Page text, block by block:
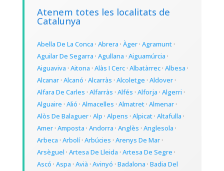
Atenem totes les localitats de
Catalunya
Abella De La Conca · Abrera · Àger· Agramunt·
Aguilar De Segarra · Agullana · Aiguamúrcia ·
Aiguaviva · Aitona · Alàs I Cerc· Albatàrrec· Albesa ·
Alcanar· Alcanó · Alcarràs · Alcoletge · Aldover·
Alfara De Carles · Alfarràs · Alfés · Alforja · Algerri ·
Alguaire · Alió · Almacelles · Almatret· Almenar·
Alòs De Balaguer· Alp · Alpens · Alpicat· Altafulla ·
Amer· Amposta · Andorra · Anglès · Anglesola ·
Arbeca · Arbolí· Arbúcies · Arenys De Mar·
Arsèguel · Artesa De Lleida · Artesa De Segre ·
Ascó · Aspa · Avià · Avinyó · Badalona · Badia Del